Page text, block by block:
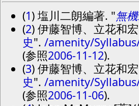
(1) 塩川二朗編著.
無
(2) 伊藤智博、立花和
史 . /amenity/
(参照2006-11-12).
(3) 伊藤智博、立花和
史 . /amenity/
(参照2006-11-06).